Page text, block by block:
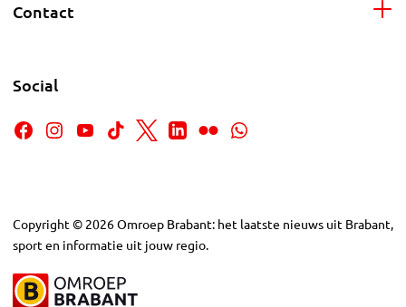
Contact
Social
Copyright © 2026Omroep Brabant: het laatste nieuws uit Brabant,
sport en informatie uit jouw regio.